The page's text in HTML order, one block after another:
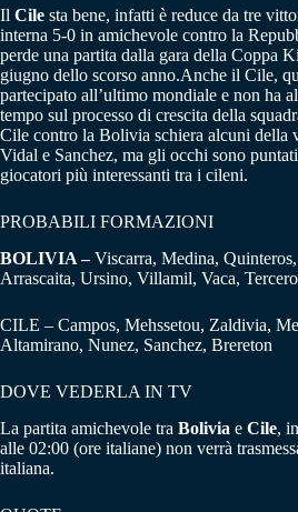
Il Cile sta bene, infatti è reduce da tre
interna 5-0 in amichevole contro la
perde una partita dalla gara della Coppa
giugno dello scorso anno.Anche il Cile,
partecipato all’ultimo mondiale e non ha
tempo sul processo di crescita della
Cile contro la Bolivia schiera alcuni della
Vidal e Sanchez, ma gli occhi sono
giocatori più interessanti tra i cileni.
PROBABILI FORMAZIONI
BOLIVIA –Viscarra, Medina,
Arrascaita, Ursino, Villamil, Vaca,
CILE – Campos, Mehssetou, Zaldivia,
Altamirano, Nunez, Sanchez, Brereton
DOVE VEDERLA IN TV
La partita amichevole tra Bolivia e Cile,
alle 02:00 (ore italiane) non verrà
italiana.